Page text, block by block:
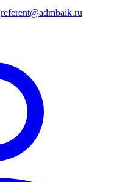
referent@admbaik.ru